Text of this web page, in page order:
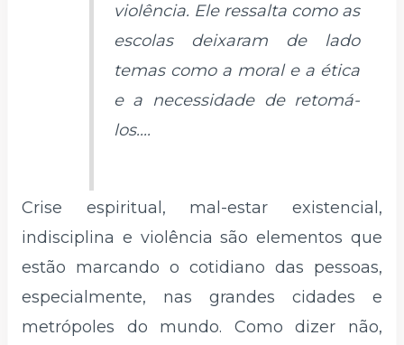
violência. Ele ressalta como as
escolas deixaram de lado
temas como a moral e a ética
e a necessidade de retomá-
los....
Crise espiritual, mal-estar existencial,
indisciplina e violência são elementos que
estão marcando o cotidiano das pessoas,
especialmente, nas grandes cidades e
metrópoles do mundo. Como dizer não,